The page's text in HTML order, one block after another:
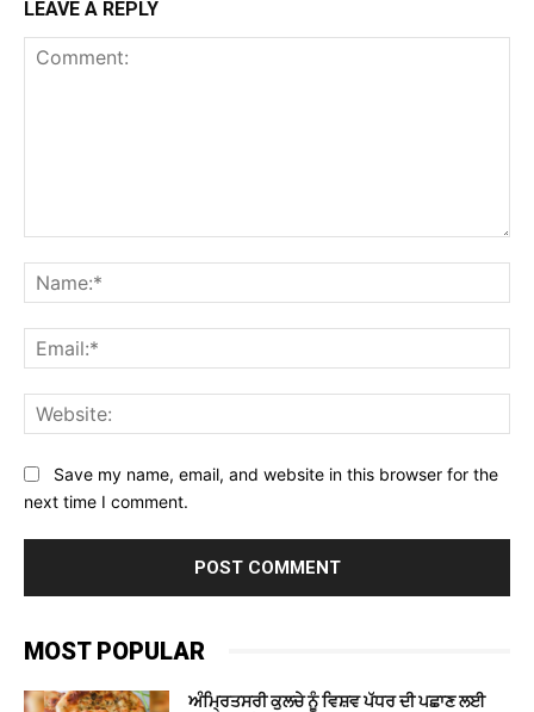
LEAVE A REPLY
Save my name, email, and website in this browser for the
next time I comment.
MOST POPULAR
ਅੰਮ੍ਰਿਤਸਰੀ ਕੁਲਚੇ ਨੂੰ ਵਿਸ਼ਵ ਪੱਧਰ ਦੀ ਪਛਾਣ ਲਈ